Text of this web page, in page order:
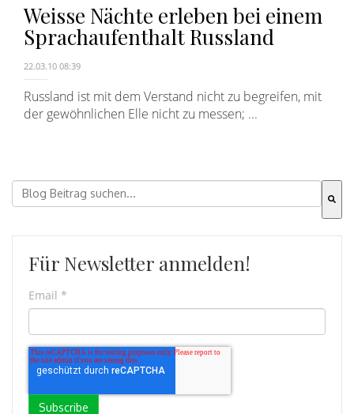
Weisse Nächte erleben bei einem
Sprachaufenthalt Russland
22.03.10 08:39
Russland ist mit dem Verstand nicht zu begreifen, mit
der gewöhnlichen Elle nicht zu messen; ...
Dies ist ein Suchfeld mit einer automatischen
Für Newsletter anmelden!
Email *